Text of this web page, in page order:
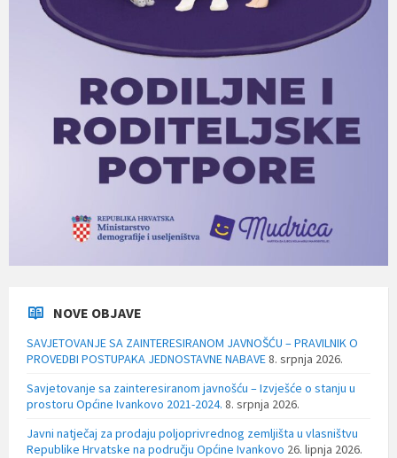
NOVE OBJAVE
SAVJETOVANJE SA ZAINTERESIRANOM JAVNOŠĆU – PRAVILNIK O
PROVEDBI POSTUPAKA JEDNOSTAVNE NABAVE8. srpnja 2026.
Savjetovanje sa zainteresiranom javnošću – Izvješće o stanju u
prostoru Općine Ivankovo 2021-2024. 8. srpnja 2026.
Javni natječaj za prodaju poljoprivrednog zemljišta u vlasništvu
Republike Hrvatske na području Općine Ivankovo 26. lipnja 2026.